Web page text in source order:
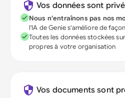
Vos données sont
Nous n'entraînons pas nos
l'IA de Genie s'améliore de
Toutes les données stockées
propres à votre organisation
Vos documents sont